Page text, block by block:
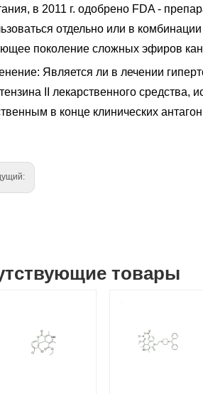
в 2011 г. одобрено FDA -
отдельно или в
поколение сложных эфиров
Является ли в лечении
II лекарственного
в конце клинических
товары